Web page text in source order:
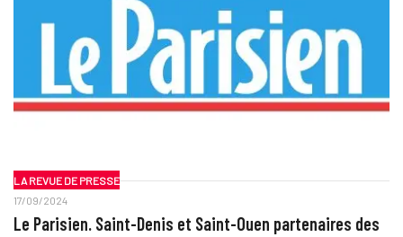
LA REVUE DE PRESSE
17/09/2024
Le Parisien. Saint-Denis et Saint-Ouen partenaires des